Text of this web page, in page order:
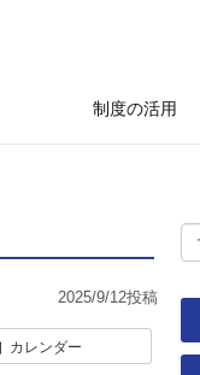
制度の活用
2025/9/12投稿
カレンダー